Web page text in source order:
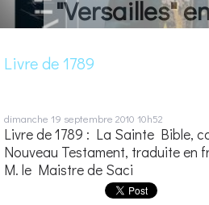
"Versailles"
Livre de 1789
dimanche 19 septembre 2010 10h52
Livre de 1789 : La Sainte Bible,
Nouveau Testament, traduite en
M. le Maistre de Saci